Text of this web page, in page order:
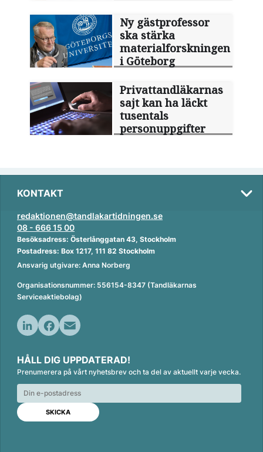
Ny gästprofessor
ska stärka
materialforskningen
i Göteborg
Privattandläkarnas
sajt kan ha läckt
tusentals
personuppgifter
KONTAKT
redaktionen@tandlakartidningen.se
08 - 666 15 00
Besöksadress: Österlånggatan 43, Stockholm
Postadress: Box 1217, 111 82 Stockholm
Ansvarig utgivare: Anna Norberg
Organisationsnummer: 556154-8347 (Tandläkarnas
Serviceaktiebolag)
n
k
e
d
n
c
e
b
o
o
k
a
i
l
HÅLL DIG UPPDATERAD!
Prenumerera på vårt nyhetsbrev och ta del av aktuellt varje vecka.